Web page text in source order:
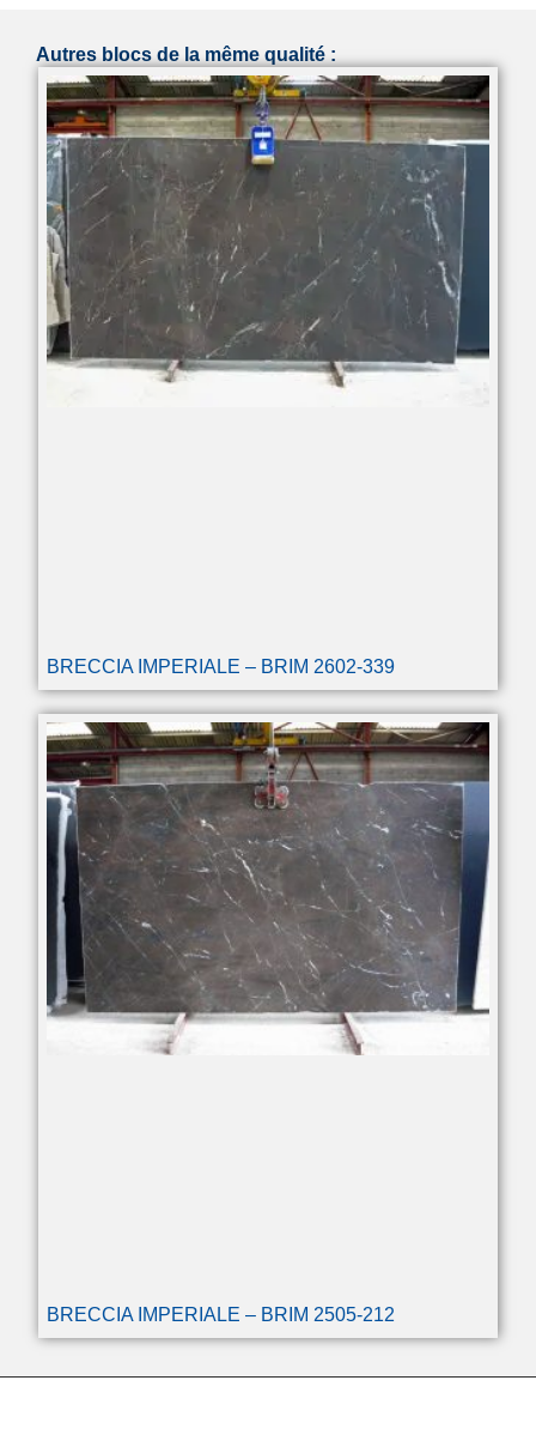
Autres blocs de la même qualité :
BRECCIA IMPERIALE – BRIM 2602-339
BRECCIA IMPERIALE – BRIM 2505-212